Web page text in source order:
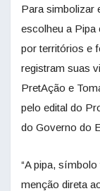
Para simbolizar
escolheu a
por territórios e
registram suas
PretAção e
pelo edital do
do Governo do
“A pipa,
menção direta